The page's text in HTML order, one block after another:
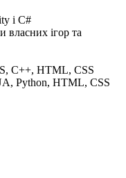
i C#
власних ігор та
C++, HTML, CSS
Python, HTML, CSS